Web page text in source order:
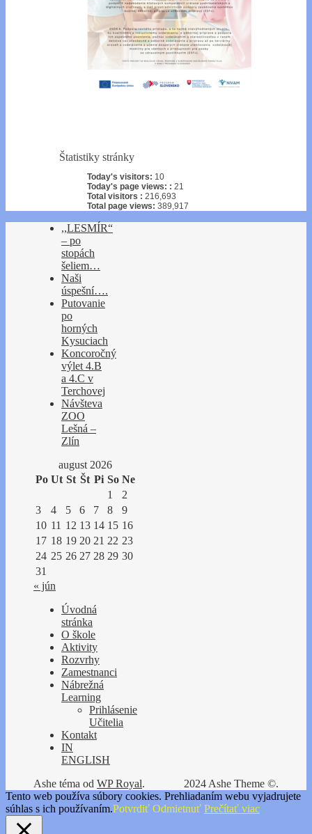
Štatistiky stránky
Today's visitors: 10
Today's page views: : 21
Total visitors : 216,693
Total page views: 389,917
,,LESMÍR“
– po
stopách
šeliem…
Naši
úspešní….
Putovanie
po
horných
Kysuciach
Koncoročný
výlet 4.B
a 4.C v
Terchovej
Návšteva
ZOO
Lešná –
Zlín
august 2026
Po Ut St Št Pi So Ne
1
2
3
4 5 6 7 8
9
10 11 12 13 14 15 16
17 18 19 20 21 22 23
24 25 26 27 28 29 30
31
« jún
Úvodná
stránka
O škole
Aktivity
Rozvrhy
Zamestnanci
Nábrežná
Learning
Prihlásenie
Učitelia
Kontakt
IN
ENGLISH
2024 Ashe Theme ©.
Ashe téma od WP Royal.
Tento web používa súbory cookies. Prehliadaním webu vyjadrujete
súhlas s ich používaním.Potvrdiť Odmietnuť Prečítať viac